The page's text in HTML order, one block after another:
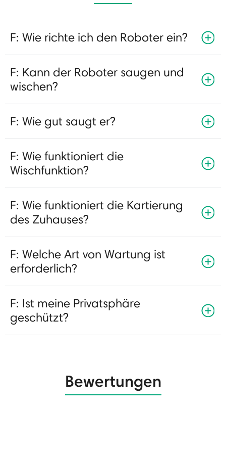
F: Wie richte ich den Roboter ein?
F: Kann der Roboter saugen und
wischen?
F: Wie gut saugt er?
F: Wie funktioniert die
Wischfunktion?
F: Wie funktioniert die Kartierung
des Zuhauses?
F: Welche Art von Wartung ist
erforderlich?
F: Ist meine Privatsphäre
geschützt?
Bewertungen